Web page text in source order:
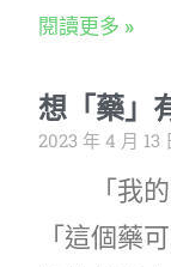
閱讀更多 »
想「藥」
2023 年 4 月 13
「我的
「這個藥